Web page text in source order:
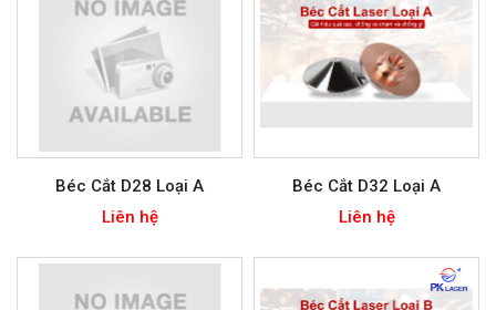
Béc Cắt D28 Loại A
Liên hệ
Béc Cắt D32 Loại A
Liên hệ